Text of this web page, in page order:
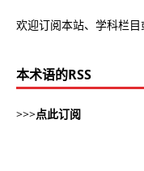
欢迎订阅本站、学科栏
本术语的RSS
>>>点此订阅